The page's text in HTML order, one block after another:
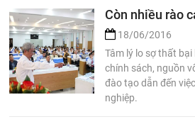
Còn nhiều rào
18/06/2016
Tâm lý lo sợ thất
chính sách, nguồn
đào tạo dẫn đến
nghiệp.